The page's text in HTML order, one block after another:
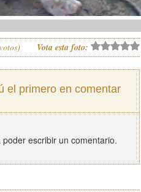
votos) Vota esta foto:
el primero en comentar
poder escribir un comentario.